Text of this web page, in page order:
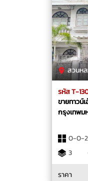
สวนหลวง,
รหัส T-
ขายทาวน์
กรุงเทพม
0-0-
3
ราคา